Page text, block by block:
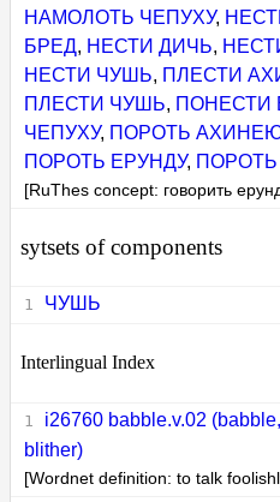
НАМОЛОТЬ ЧЕПУХУ,
БРЕД, НЕСТИ ДИЧЬ,
НЕСТИ ЧУШЬ, ПЛЕСТИ
ПЛЕСТИ ЧУШЬ, ПОНЕСТИ
ЧЕПУХУ, ПОРОТЬ
ПОРОТЬ ЕРУНДУ,
[RuThes concept: говорить
sytsets of components
ЧУШЬ
Interlingual Index
i26760 babble.v.02
blither)
[Wordnet definition: to talk